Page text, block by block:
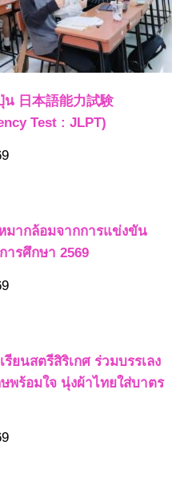
日本語能力試験
Test : JLPT)
มากล้อมจากการแข่งขัน
รศึกษา 2569
ยนสตรีสิริเกศ ร่วมบรรเลง
พร้อมใจ นุ่งผ้าไทยใส่บาตร